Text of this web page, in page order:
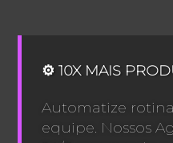
⚙️ 10X MAIS
Automatize
equipe. Nossos